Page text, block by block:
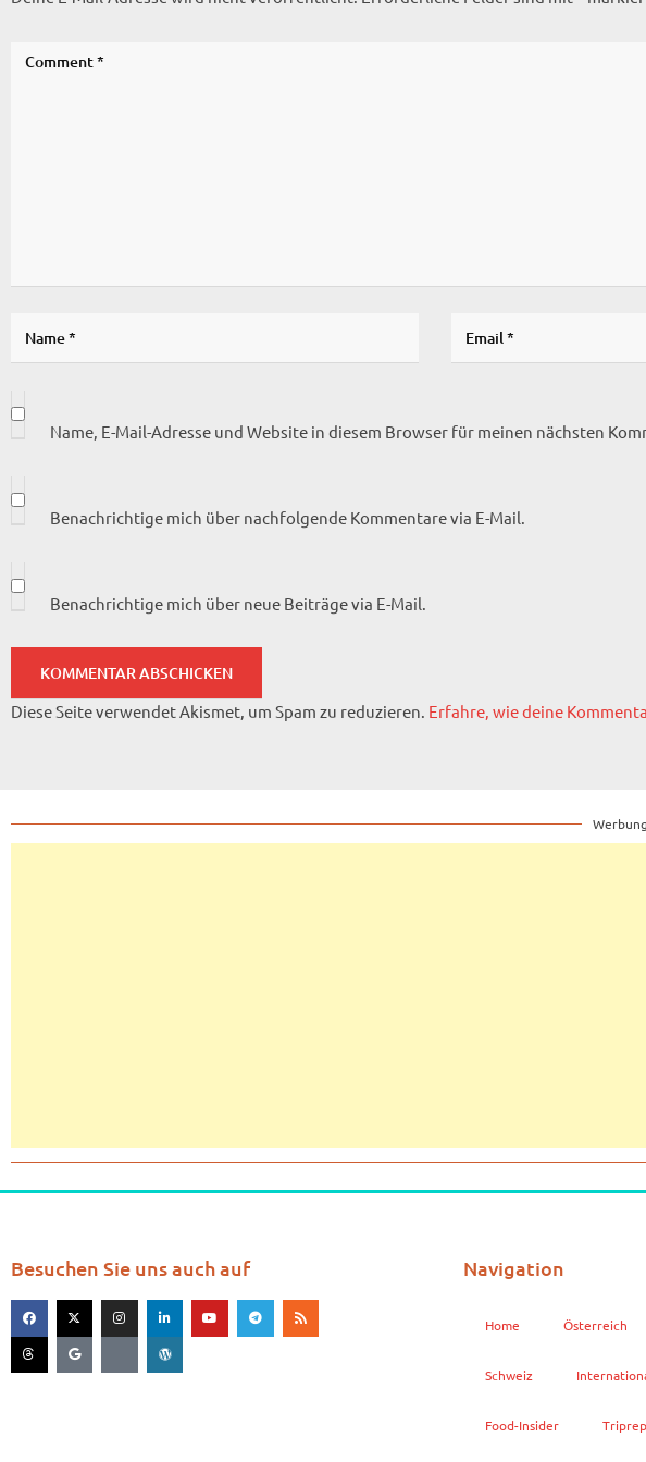
Name, E-Mail-Adresse und Website in diesem Browser für meinen nächsten
Benachrichtige mich über nachfolgende Kommentare via E-Mail.
Benachrichtige mich über neue Beiträge via E-Mail.
Diese Seite verwendet Akismet, um Spam zu reduzieren. Erfahre, wie deine
Werbung
Besuchen Sie uns auch auf Navigation
Home Österreich
Schweiz
Food-Insider